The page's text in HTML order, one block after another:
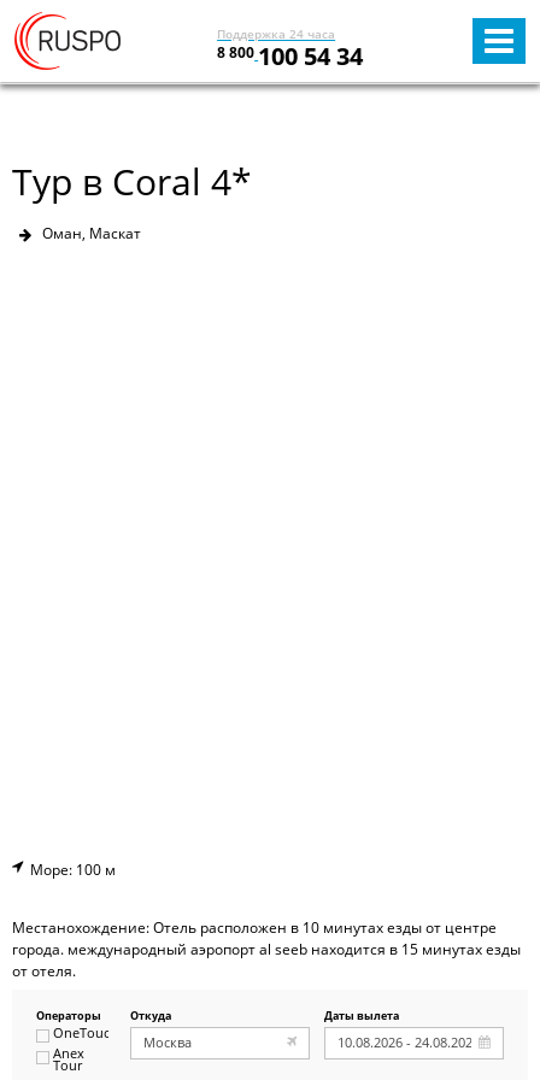
Поддержка 24 часа
8 800 100 54 34
Тур в Coral 4*
Оман, Маскат
Море: 100 м
Местанохождение: Отель расположен в 10 минутах езды от центре
города. международный аэропорт al seeb находится в 15 минутах езды
от отеля.
Операторы
OneTouch&Travel
Anex
Tour
Откуда Даты вылета